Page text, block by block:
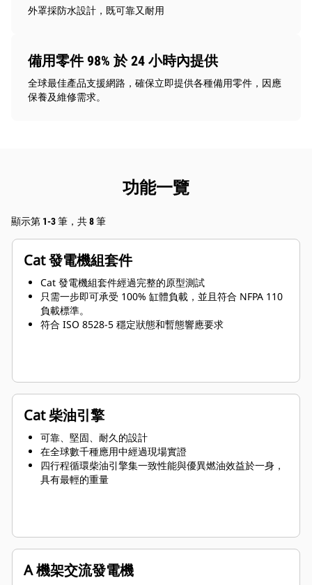
外罩採防水設計，既可靠又耐用
備用零件 98% 於 24 小時內提供
全球最佳產品支援網路，確保立即提供各種備用零件，因應
保養及維修需求。
功能一覽
顯示第 1-3 筆，共 8 筆
Cat 發電機組套件
Cat 發電機組套件經過完整的原型測試
只需一步即可承受 100% 缸體負載，並且符合 NFPA 110
負載標準。
符合 ISO 8528-5 穩定狀態和暫態響應要求
Cat 柴油引擎
可靠、堅固、耐久的設計
在全球數千種應用中經過現場實證
四行程循環柴油引擎集一致性能與優異燃油效益於一身，
具有最輕的重量
A 機架交流發電機